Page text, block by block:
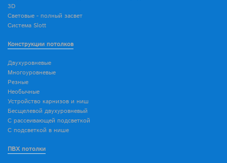
3D
Световые - полный засвет
Система Slott
Конструкции потолков
Двухуровневые
Многоуровневые
Резные
Необычные
Устройство карнизов и ниш
Бесщелевой двухуровневый
С рассеивающей подсветкой
С подсветкой в нише
ПВХ потолки